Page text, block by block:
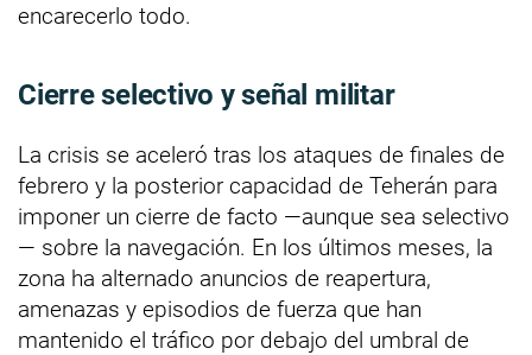
encarecerlo todo.
Cierre selectivo y señal militar
La crisis se aceleró tras los ataques de finales de
febrero y la posterior capacidad de Teherán para
imponer un cierre de facto —aunque sea selectivo
— sobre la navegación. En los últimos meses, la
zona ha alternado anuncios de reapertura,
amenazas y episodios de fuerza que han
mantenido el tráfico por debajo del umbral de